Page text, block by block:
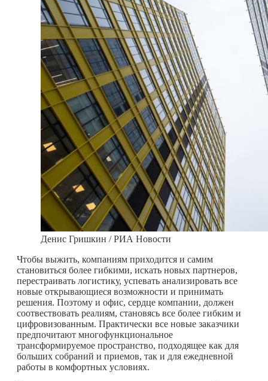
Денис Гришкин / РИА Новости
Чтобы выжить, компаниям приходится и самим
становиться более гибкими, искать новых партнеров,
перестраивать логистику, успевать анализировать все
новые открывающиеся возможности и принимать
решения. Поэтому и офис, сердце компании, должен
соотвествовать реалиям, становясь все более гибким и
цифровизованным. Практически все новые заказчики
предпочитают многофункциональное
трансформируемое пространство, подходящее как для
больших собраний и приемов, так и для ежедневной
работы в комфортных условиях.